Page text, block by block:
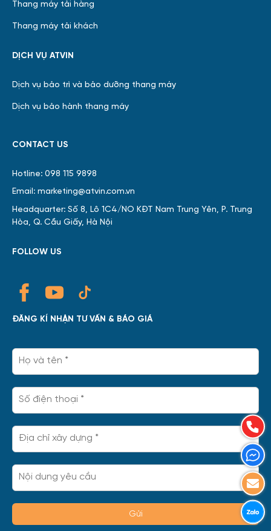
Thang máy tải hàng
Thang máy tải khách
DỊCH VỤ ATVIN
Dịch vụ bảo trì và bảo dưỡng thang máy
Dịch vụ bảo hành thang máy
CONTACT US
Hotline: 098 115 9898
Email: marketing@atvin.com.vn
Headquarter: Số 8, Lô 1C4/NO KĐT Nam Trung Yên, P. Trung
Hòa, Q. Cầu Giấy, Hà Nội
FOLLOW US
ĐĂNG KÍ NHẬN TƯ VẤN & BÁO GIÁ
Gửi